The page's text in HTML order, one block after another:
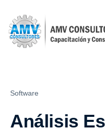
Software
Análisis